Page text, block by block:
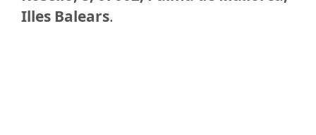
Illes Balears.